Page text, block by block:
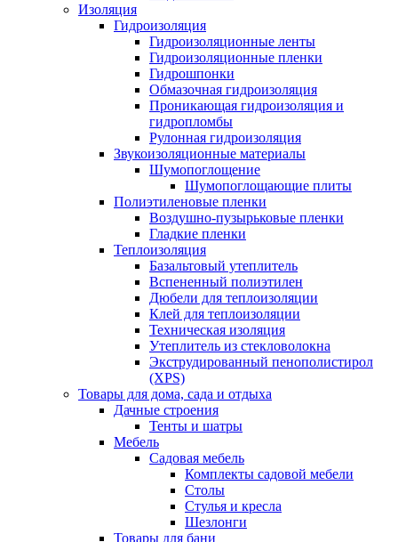
Изоляция
Гидроизоляция
Гидроизоляционные ленты
Гидроизоляционные пленки
Гидрошпонки
Обмазочная гидроизоляция
Проникающая гидроизоляция и
гидропломбы
Рулонная гидроизоляция
Звукоизоляционные материалы
Шумопоглощение
Шумопоглощающие плиты
Полиэтиленовые пленки
Воздушно-пузырьковые пленки
Гладкие пленки
Теплоизоляция
Базальтовый утеплитель
Вспененный полиэтилен
Дюбели для теплоизоляции
Клей для теплоизоляции
Техническая изоляция
Утеплитель из стекловолокна
Экструдированный пенополистирол
(XPS)
Товары для дома, сада и отдыха
Дачные строения
Тенты и шатры
Мебель
Садовая мебель
Комплекты садовой мебели
Столы
Стулья и кресла
Шезлонги
Товары для бани